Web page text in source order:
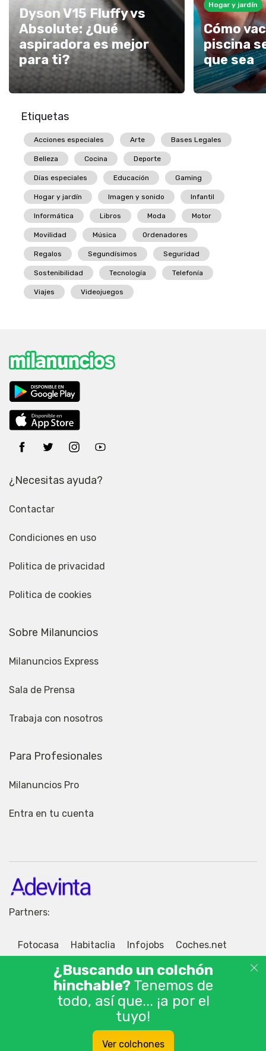
Dyson V15 Fluffy vs
Absolute: ¿Qué
aspiradora es mejor
para ti?
Hogar y jardín
Cómo
piscina
que sea
Etiquetas
Acciones especiales Arte Bases Legales
Belleza Cocina Deporte
Días especiales Educación Gaming
Hogar y jardín Imagen y sonido Infantil
Informática Libros Moda Motor
Movilidad Música Ordenadores
Regalos Segundísimos Seguridad
Sostenibilidad Tecnología Telefonía
Viajes Videojuegos
¿Necesitas ayuda?
Contactar
Condiciones en uso
Politica de privacidad
Politica de cookies
Sobre Milanuncios
Milanuncios Express
Sala de Prensa
Trabaja con nosotros
Para Profesionales
Milanuncios Pro
Entra en tu cuenta
Partners:
Fotocasa Habitaclia Infojobs
Coches.net
© 2026 Adevinta Motor S.L.U. Tablón de anuncios
¿Buscando un colchón
hinchable?Tenemos de
todo, así que... ¡a por el
tuyo!
Ver colchones